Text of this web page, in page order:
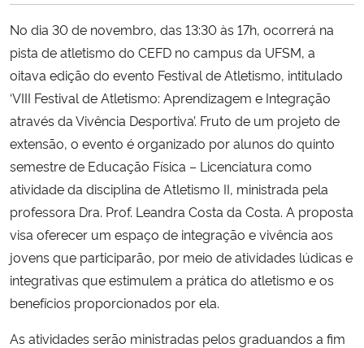
Ministério do Meio Ambiente
Ministério do Turismo
Ministério do Desenvolvimento Regional
Controladoria-Geral da União
Ministério da Mulher, da Família e dos Direitos Humanos
Secretaria-Geral
Secretaria de Governo
No dia 30 de novembro, das 13:30 às 17h, ocorrerá na
pista de atletismo do CEFD no campus da UFSM, a
oitava edição do evento Festival de Atletismo, intitulado
‘VIII Festival de Atletismo: Aprendizagem e Integração
através da Vivência Desportiva’. Fruto de um projeto de
extensão, o evento é organizado por alunos do quinto
semestre de Educação Física – Licenciatura como
atividade da disciplina de Atletismo II, ministrada pela
professora Dra. Prof. Leandra Costa da Costa. A proposta
visa oferecer um espaço de integração e vivência aos
jovens que participarão, por meio de atividades lúdicas e
integrativas que estimulem a prática do atletismo e os
benefícios proporcionados por ela.
As atividades serão ministradas pelos graduandos a fim